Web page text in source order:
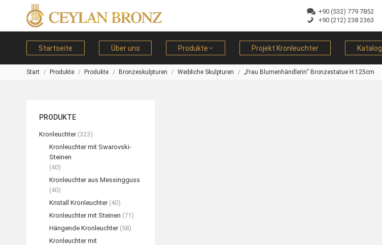
+90 (532) 779 7852
+90 (212) 238 2363
Startseite Über uns Produkte Projekt Kronleuchter Katalog
Sie befinden sich hier:
Start Produkte Produkte Bronzeskulpturen Weibliche Skulpturen „Frau Blumenhändlerin“ Bronzestatue H:125cm
PRODUKTE
Kronleuchter (323)
Kronleuchter mit Swarovski-
Steinen
(40)
Kronleuchter aus Messingguss
(40)
Kristall Kronleuchter (40)
Kronleuchter mit Steinen (71)
Hängende Kronleuchter (58)
Kronleuchter mit